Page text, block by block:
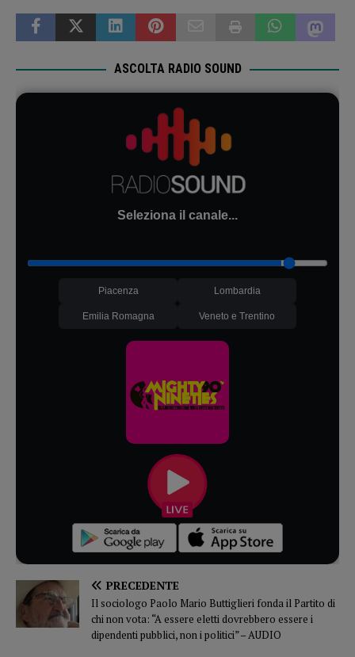
ASCOLTA RADIO SOUND
Seleziona il canale...
Piacenza Lombardia
Emilia Romagna Veneto e Trentino
PRECEDENTE
Il sociologo Paolo Mario Buttiglieri fonda il Partito di
chi non vota: “A essere eletti dovrebbero essere i
dipendenti pubblici, non i politici” – AUDIO